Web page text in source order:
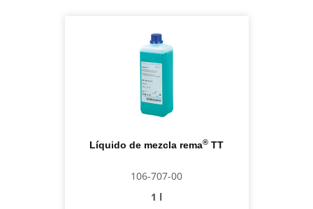
Líquido de mezcla rema® TT
106-707-00
1 l